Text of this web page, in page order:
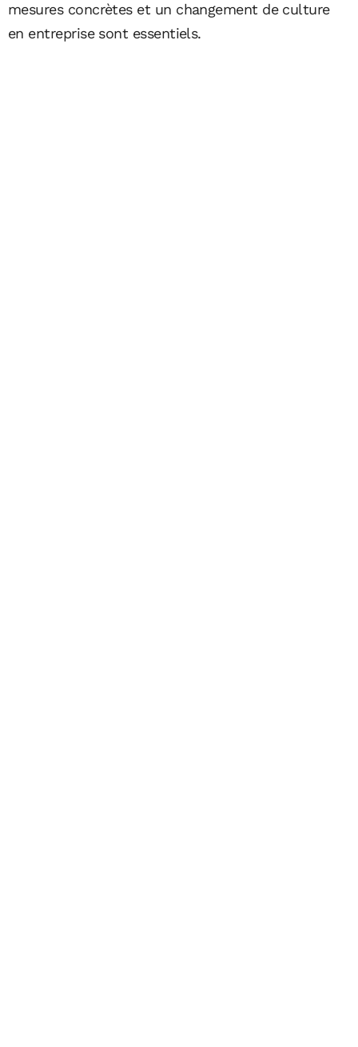
mesures concrètes et un changement de culture
en entreprise sont essentiels.